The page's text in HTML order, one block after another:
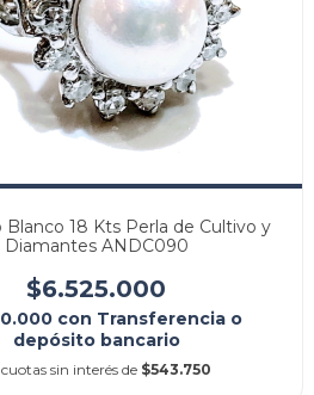
Blanco 18 Kts Perla de Cultivo y
Diamantes ANDC090
$6.525.000
con Transferencia o
depósito bancario
cuotas sin interés de $543.750